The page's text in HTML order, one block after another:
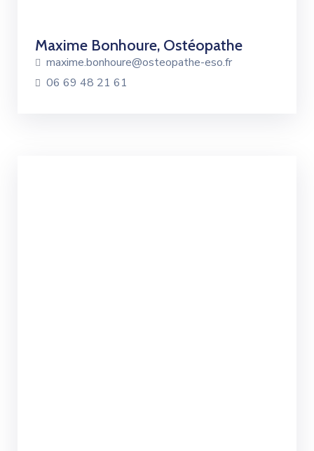
Maxime Bonhoure, Ostéopathe
maxime.bonhoure@osteopathe-eso.fr
06 69 48 21 61